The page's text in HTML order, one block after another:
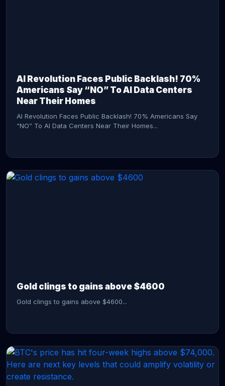
AI Revolution Faces Public Backlash! 70%
Americans Say “NO” To AI Data Centers
Near Their Homes
AI Revolution Faces Public Backlash! 70% Americans Say
“NO” To AI Data Centers Near Their Homes...
Gold clings to gains above $4600
Gold clings to gains above $4600...